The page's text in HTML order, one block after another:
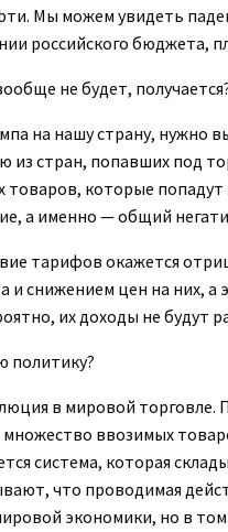
Мы можем увидеть
российского бюджета,
не будет,
на нашу страну, нужно
из стран, попавших под
товаров, которые
а именно — общий
тарифов окажется
и снижением цен на них,
их доходы не будут
политику?
в мировой торговле.
ввозимых
система, которая
что проводимая
экономики, но в